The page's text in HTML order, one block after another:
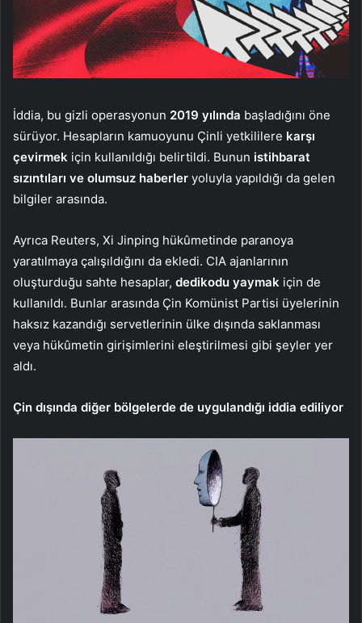
İddia, bu gizli operasyonun 2019 yılında başladığını öne
sürüyor. Hesapların kamuoyunu Çinli yetkililere karşı
çevirmek için kullanıldığı belirtildi. Bunun istihbarat
sızıntıları ve olumsuz haberler yoluyla yapıldığı da gelen
bilgiler arasında.
Ayrıca Reuters, Xi Jinping hükûmetinde paranoya
yaratılmaya çalışıldığını da ekledi. CIA ajanlarının
oluşturduğu sahte hesaplar, dedikodu yaymak için de
kullanıldı. Bunlar arasında Çin Komünist Partisi üyelerinin
haksız kazandığı servetlerinin ülke dışında saklanması
veya hükûmetin girişimlerini eleştirilmesi gibi şeyler yer
aldı.
Çin dışında diğer bölgelerde de uygulandığı iddia ediliyor